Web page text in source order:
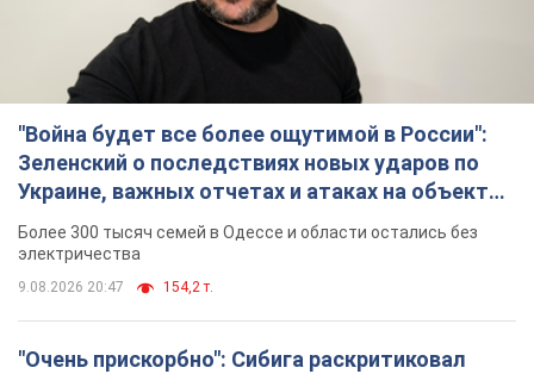
"Война будет все более ощутимой в России":
Зеленский о последствиях новых ударов по
Украине, важных отчетах и атаках на объекты
противника. Видео
Более 300 тысяч семей в Одессе и области остались без
электричества
9.08.2026 20:47 154,2 т.
"Очень прискорбно": Сибига раскритиковал